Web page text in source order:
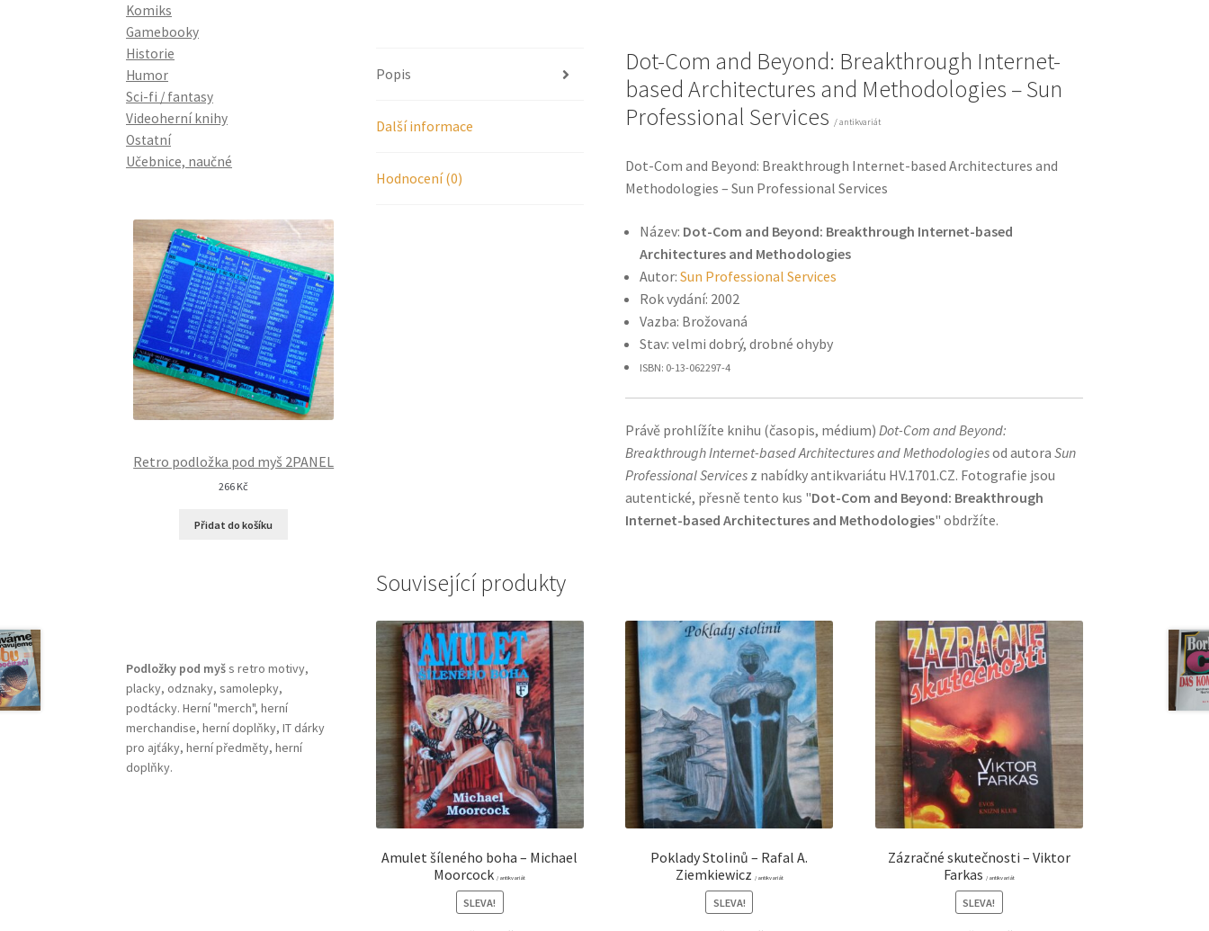
Popis
Další informace
Hodnocení (0)
Dot-Com and Beyond: Breakthrough Internet-
based Architectures and Methodologies – Sun
Professional Services / antikvariát
Dot-Com and Beyond: Breakthrough Internet-based Architectures and
Methodologies – Sun Professional Services
Název: Dot-Com and Beyond: Breakthrough Internet-based
Architectures and Methodologies
Autor:Sun Professional Services
Rok vydání: 2002
Vazba: Brožovaná
Stav: velmi dobrý, drobné ohyby
ISBN: 0-13-062297-4
Právě prohlížíte knihu (časopis, médium)Dot-Com and Beyond:
Breakthrough Internet-based Architectures and Methodologiesod autoraSun
Professional Services z nabídky antikvariátu HV.1701.CZ. Fotografie jsou
autentické, přesně tento kus "Dot-Com and Beyond: Breakthrough
Internet-based Architectures and Methodologies" obdržíte.
Související produkty
Amulet šíleného boha – Michael
Moorcock / antikvariát
SLEVA!
Poklady Stolinů – Rafal A.
Ziemkiewicz / antikvariát
SLEVA!
Zázračné skutečnosti – Viktor
Farkas / antikvariát
SLEVA!
Komiks
Gamebooky
Historie
Humor
Sci-fi / fantasy
Videoherní knihy
Ostatní
Učebnice, naučné
Retro podložka pod myš 2PANEL
266 Kč
Přidat do košíku
Podložky pod myšs retro motivy,
placky, odznaky, samolepky,
podtácky. Herní "merch", herní
merchandise, herní doplňky, IT dárky
pro ajťáky, herní předměty, herní
doplňky.